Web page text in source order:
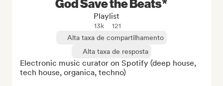
God Save the Beats*
Playlist
13k
121
Alta taxa de compartilhamento
Alta taxa de resposta
Electronic music curator on Spotify (deep house,
tech house, organica, techno)